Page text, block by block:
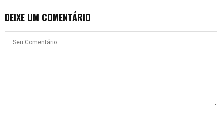
DEIXE UM COMENTÁRIO